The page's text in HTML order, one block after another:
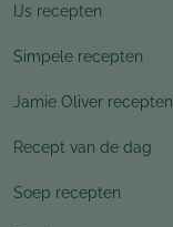
IJs recepten
Simpele recepten
Jamie Oliver recepten
Recept van de dag
Soep recepten